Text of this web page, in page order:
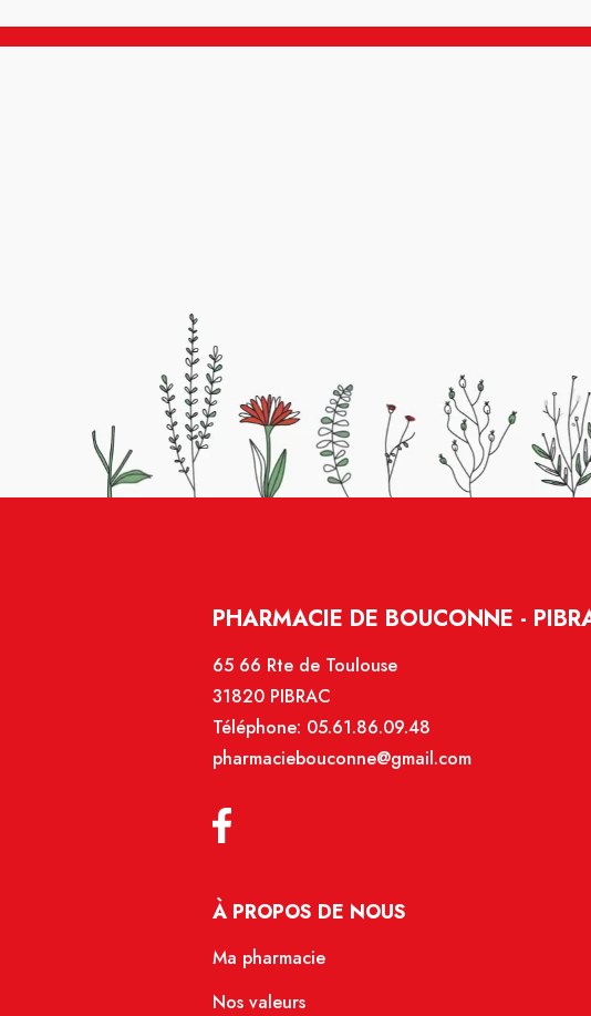
PHARMACIE DE BOUCONNE -
65 66 Rte de Toulouse
31820 PIBRAC
Téléphone: 05.61.86.09.48
pharmaciebouconne@gmail.com
À PROPOS DE NOUS
Ma pharmacie
Nos valeurs